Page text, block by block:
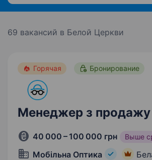
69 вакансий в Белой Церкви
Горячая Бронирование
Менеджер з продажу
40 000 – 100 000 грн Выше
Мобільна Оптика